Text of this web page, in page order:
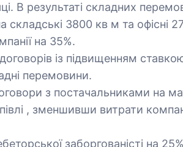
В результаті складних
складські 3800 кв м та офісні
на 35%.
із підвищенням
перемовини.
з постачальниками на
, зменшивши витрати
заборгованісті на